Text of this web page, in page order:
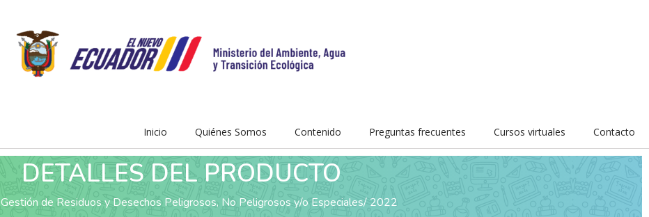
Inicio Quiénes Somos Contenido Preguntas frecuentes Cursos virtuales Contacto
DETALLES DEL PRODUCTO
Gestión de Residuos y Desechos Peligrosos, No Peligrosos y/o Especiales 2022